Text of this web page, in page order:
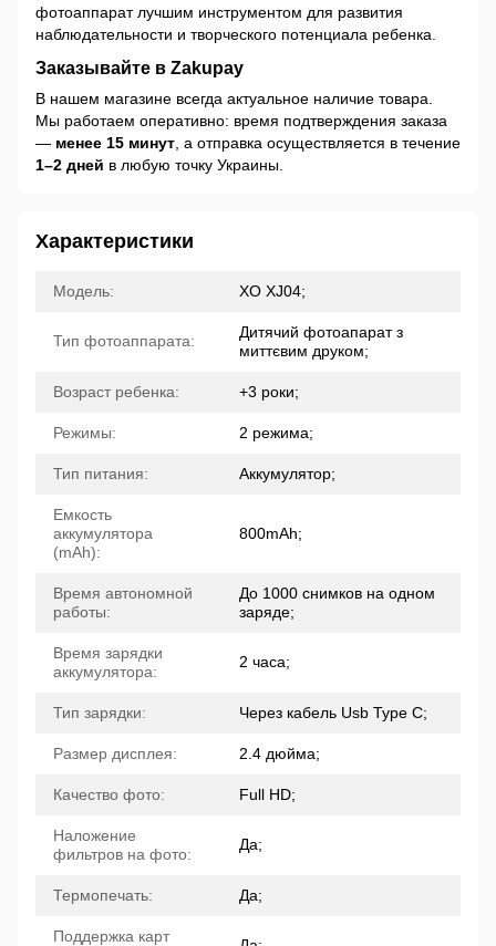
фотоаппарат лучшим инструментом для развития
наблюдательности и творческого потенциала ребенка.
Заказывайте в Zakupay
В нашем магазине всегда актуальное наличие товара.
Мы работаем оперативно: время подтверждения заказа
— менее 15 минут, а отправка осуществляется в течение
1–2 дней в любую точку Украины.
Характеристики
Модель: XO XJ04;
Тип фотоаппарата:
Дитячий фотоапарат з
миттєвим друком;
Возраст ребенка: +3 роки;
Режимы: 2 режима;
Тип питания: Аккумулятор;
Емкость
аккумулятора
(mAh):
800mAh;
Время автономной
работы:
До 1000 снимков на одном
заряде;
Время зарядки
аккумулятора:
2 часа;
Тип зарядки: Через кабель Usb Type C;
Размер дисплея: 2.4 дюйма;
Качество фото: Full HD;
Наложение
фильтров на фото:
Да;
Термопечать: Да;
Поддержка карт